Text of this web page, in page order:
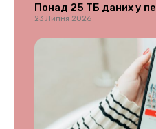
Понад 25 ТБ даних у
23 Липня 2026